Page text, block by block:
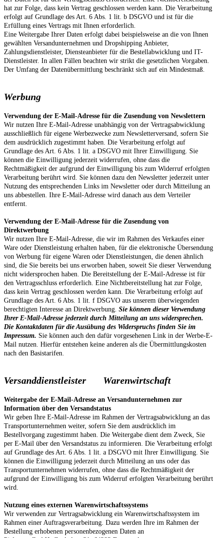
hat zur Folge, dass kein Vertrag geschlossen werden kann. Die Verarbeitung
erfolgt auf Grundlage des Art. 6 Abs. 1 lit. b DSGVO und ist für die
Erfüllung eines Vertrags mit Ihnen erforderlich.
Eine Weitergabe Ihrer Daten erfolgt dabei beispielsweise an die von Ihnen
gewählten Versandunternehmen und Dropshipping Anbieter,
Zahlungsdienstleister, Diensteanbieter für die Bestellabwicklung und IT-
Dienstleister. In allen Fällen beachten wir strikt die gesetzlichen Vorgaben.
Der Umfang der Datenübermittlung beschränkt sich auf ein Mindestmaß.
Werbung
Verwendung der E-Mail-Adresse für die Zusendung von Newslettern
Wir nutzen Ihre E-Mail-Adresse unabhängig von der Vertragsabwicklung
ausschließlich für eigene Werbezwecke zum Newsletterversand, sofern Sie
dem ausdrücklich zugestimmt haben. Die Verarbeitung erfolgt auf
Grundlage des Art. 6 Abs. 1 lit. a DSGVO mit Ihrer Einwilligung. Sie
können die Einwilligung jederzeit widerrufen, ohne dass die
Rechtmäßigkeit der aufgrund der Einwilligung bis zum Widerruf erfolgten
Verarbeitung berührt wird. Sie können dazu den Newsletter jederzeit unter
Nutzung des entsprechenden Links im Newsletter oder durch Mitteilung an
uns abbestellen. Ihre E-Mail-Adresse wird danach aus dem Verteiler
entfernt.
Verwendung der E-Mail-Adresse für die Zusendung von
Direktwerbung
Wir nutzen Ihre E-Mail-Adresse, die wir im Rahmen des Verkaufes einer
Ware oder Dienstleistung erhalten haben, für die elektronische Übersendung
von Werbung für eigene Waren oder Dienstleistungen, die denen ähnlich
sind, die Sie bereits bei uns erworben haben, soweit Sie dieser Verwendung
nicht widersprochen haben. Die Bereitstellung der E-Mail-Adresse ist für
den Vertragsschluss erforderlich. Eine Nichtbereitstellung hat zur Folge,
dass kein Vertrag geschlossen werden kann. Die Verarbeitung erfolgt auf
Grundlage des Art. 6 Abs. 1 lit. f DSGVO aus unserem überwiegenden
berechtigten Interesse an Direktwerbung. Sie können dieser Verwendung
Ihrer E-Mail-Adresse jederzeit durch Mitteilung an uns widersprechen.
Die Kontaktdaten für die Ausübung des Widerspruchs finden Sie im
Impressum. Sie können auch den dafür vorgesehenen Link in der Werbe-E-
Mail nutzen. Hierfür entstehen keine anderen als die Übermittlungskosten
nach den Basistarifen.
Versanddienstleister Warenwirtschaft
Weitergabe der E-Mail-Adresse an Versandunternehmen zur
Information über den Versandstatus
Wir geben Ihre E-Mail-Adresse im Rahmen der Vertragsabwicklung an das
Transportunternehmen weiter, sofern Sie dem ausdrücklich im
Bestellvorgang zugestimmt haben. Die Weitergabe dient dem Zweck, Sie
per E-Mail über den Versandstatus zu informieren. Die Verarbeitung erfolgt
auf Grundlage des Art. 6 Abs. 1 lit. a DSGVO mit Ihrer Einwilligung. Sie
können die Einwilligung jederzeit durch Mitteilung an uns oder das
Transportunternehmen widerrufen, ohne dass die Rechtmäßigkeit der
aufgrund der Einwilligung bis zum Widerruf erfolgten Verarbeitung berührt
wird.
Nutzung eines externen Warenwirtschaftssystems
Wir verwenden zur Vertragsabwicklung ein Warenwirtschaftssystem im
Rahmen einer Auftragsverarbeitung. Dazu werden Ihre im Rahmen der
Bestellung erhobenen personenbezogenen Daten an